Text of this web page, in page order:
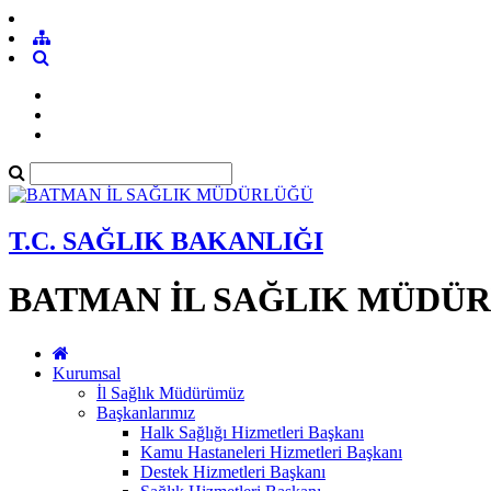
T.C. SAĞLIK BAKANLIĞI
BATMAN İL SAĞLIK
Kurumsal
İl Sağlık Müdürümüz
Başkanlarımız
Halk Sağlığı Hizmetleri Başkanı
Kamu Hastaneleri Hizmetleri Başkanı
Destek Hizmetleri Başkanı